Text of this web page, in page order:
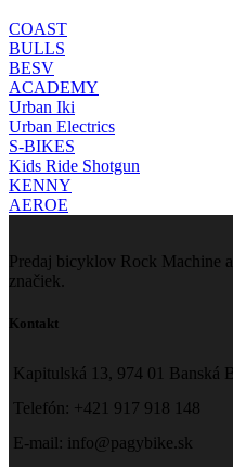
COAST
BULLS
BESV
ACADEMY
Urban Iki
Urban Electrics
S-BIKES
Kids Ride Shotgun
KENNY
AEROE
Predaj bicyklov Rock Machine
značiek.
Kontakt
Kapitulská 13, 974 01 Banská
Telefón: +421 917 918 148
E-mail: info@pagybike.sk